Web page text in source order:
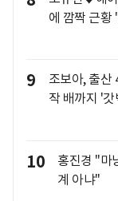
에 깜짝 근황
9
조보아, 출
작 배까지 '갓
10
홍진경 "마
계 아냐"